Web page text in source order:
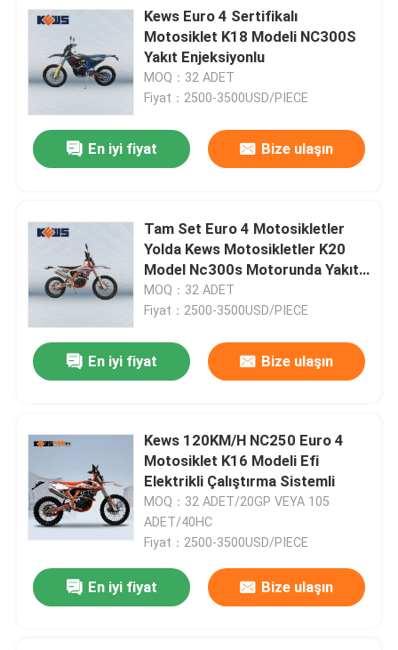
Ev
Hakkımızda
Fabrika turu
Kalite kontrol
Blog
4 Zamanlı Enduro Motosikletler
İki Zamanlı Enduro Motosikletler
Kews Euro 4 Sertifikalı
Motosiklet K18 Modeli NC300S
Yakıt Enjeksiyonlu
MOQ：32 ADET
Fiyat：2500-3500USD/PIECE
En iyi fiyat Bize ulaşın
Tam Set Euro 4 Motosikletler
Yolda Kews Motosikletler K20
Model Nc300s Motorunda Yakıt
Enjeksiyonu
MOQ：32 ADET
Fiyat：2500-3500USD/PIECE
En iyi fiyat Bize ulaşın
Kews 120KM/H NC250 Euro 4
Motosiklet K16 Modeli Efi
Elektrikli Çalıştırma Sistemli
MOQ：32 ADET/20GP VEYA 105
ADET/40HC
Fiyat：2500-3500USD/PIECE
En iyi fiyat Bize ulaşın